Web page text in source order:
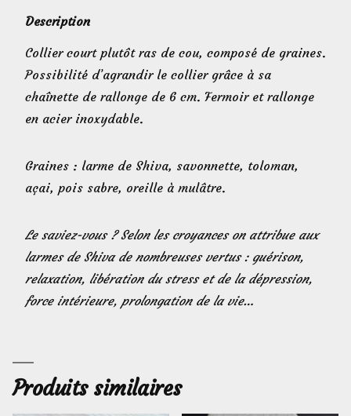
Description
Collier court plutôt ras de cou, composé de graines.
Possibilité d’agrandir le collier grâce à sa
chaînette de rallonge de 6 cm. Fermoir et rallonge
en acier inoxydable.
Graines : larme de Shiva, savonnette, toloman,
açai, pois sabre, oreille à mulâtre.
Le saviez-vous ? Selon les croyances on attribue aux
larmes de Shiva de nombreuses vertus : guérison,
relaxation, libération du stress et de la dépression,
force intérieure, prolongation de la vie…
Produits similaires